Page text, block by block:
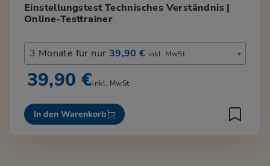
Einstellungstest Technisches Verständnis |
Online-Testtrainer
3 Monate für nur 39,90 € inkl. MwSt.
39,90 €inkl. MwSt.
In den Warenkorb